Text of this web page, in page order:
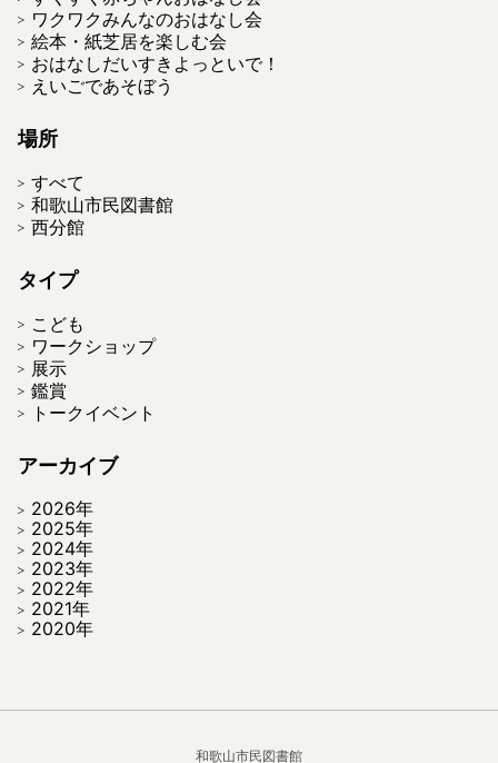
ワクワクみんなのおはなし会
絵本・紙芝居を楽しむ会
おはなしだいすきよっといで！
えいごであそぼう
場所
すべて
和歌山市民図書館
西分館
タイプ
こども
ワークショップ
展示
鑑賞
トークイベント
アーカイブ
2026年
2025年
2024年
2023年
2022年
2021年
2020年
和歌山市民図書館